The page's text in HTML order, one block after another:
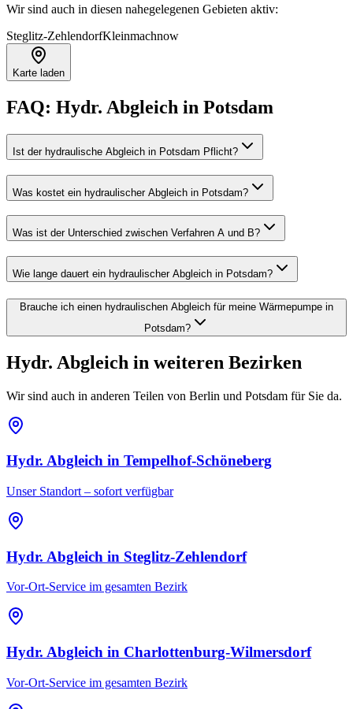
Wir sind auch in diesen nahegelegenen Gebieten aktiv:
Steglitz-ZehlendorfKleinmachnow
Karte laden
FAQ: Hydr. Abgleich in Potsdam
Ist der hydraulische Abgleich in Potsdam Pflicht?
Was kostet ein hydraulischer Abgleich in Potsdam?
Was ist der Unterschied zwischen Verfahren A und B?
Wie lange dauert ein hydraulischer Abgleich in Potsdam?
Brauche ich einen hydraulischen Abgleich für meine Wärmepumpe in
Potsdam?
Hydr. Abgleich in weiteren Bezirken
Wir sind auch in anderen Teilen von Berlin und Potsdam für Sie da.
Hydr. Abgleich in Tempelhof-Schöneberg
Unser Standort – sofort verfügbar
Hydr. Abgleich in Steglitz-Zehlendorf
Vor-Ort-Service im gesamten Bezirk
Hydr. Abgleich in Charlottenburg-Wilmersdorf
Vor-Ort-Service im gesamten Bezirk